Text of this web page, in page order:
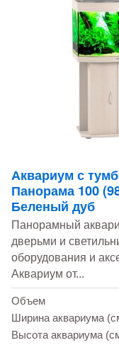
Аквариум с
Панорама 100
Беленый дуб
Панорамный
дверьми и
оборудования и
Аквариум от...
Объем
Ширина аквариума
Высота аквариума